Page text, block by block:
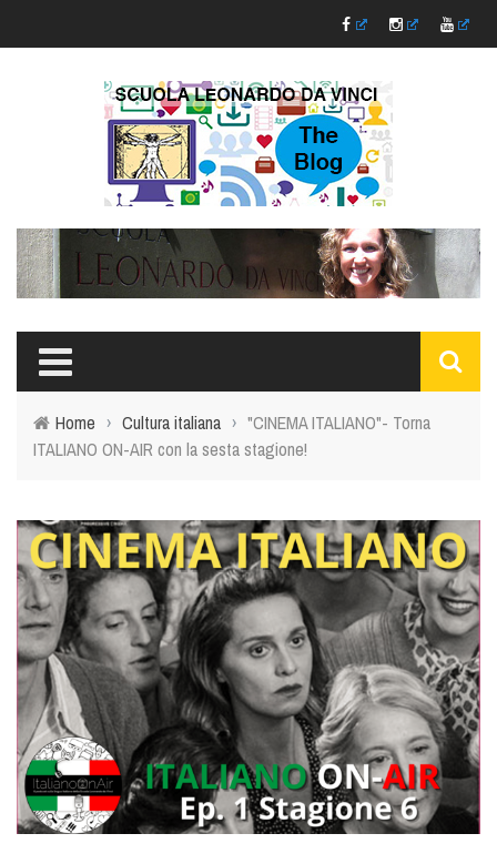
Home › Cultura italiana › "CINEMA ITALIANO"- Torna
ITALIANO ON-AIR con la sesta stagione!